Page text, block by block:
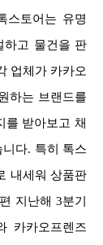
스토어는 유명
하고 물건을 판
업체가 카카오
하는 브랜드를
를 받아보고 채
다. 특히 톡스
내세워 상품판
지난해 3분기
카카오프렌즈